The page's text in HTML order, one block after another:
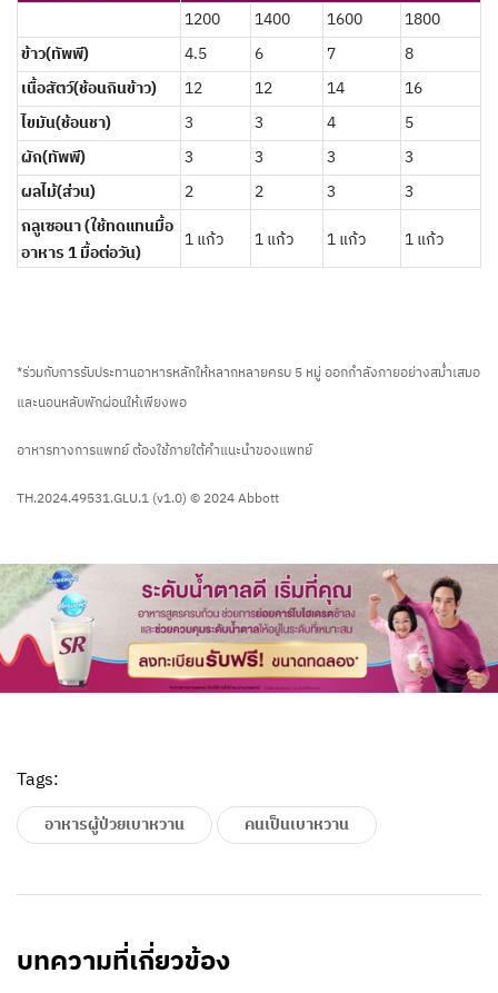
Tags:
อาหารผู้ป่วยเบาหวาน คนเป็นเบาหวาน
1200
1400 1600
1800
ข้าว(ทัพพี)
4.5 6 7
8
เนื้อสัตว์(ช้อนกินข้าว)
12 12 14
16
ไขมัน(ช้อนชา)
3 3 4
5
ผัก(ทัพพี)
3 3 3
3
ผลไม้(ส่วน)
2 2 3
3
กลูเซอนา (ใช้ทดแทนมื้อ
อาหาร 1 มื้อต่อวัน)
1 แก้ว 1 แก้ว 1 แก้ว 1 แก้ว
*ร่วมกับการรับประทานอาหารหลักให้หลากหลายครบ 5 หมู่ ออกกำลังกายอย่างสม่ำเสมอ
และนอนหลับพักผ่อนให้เพียงพอ
อาหารทางการแพทย์ ต้องใช้ภายใต้คำแนะนำของแพทย์
TH.2024.49531.GLU.1 (v1.0) © 2024 Abbott
บทความที่เกี่ยวข้อง